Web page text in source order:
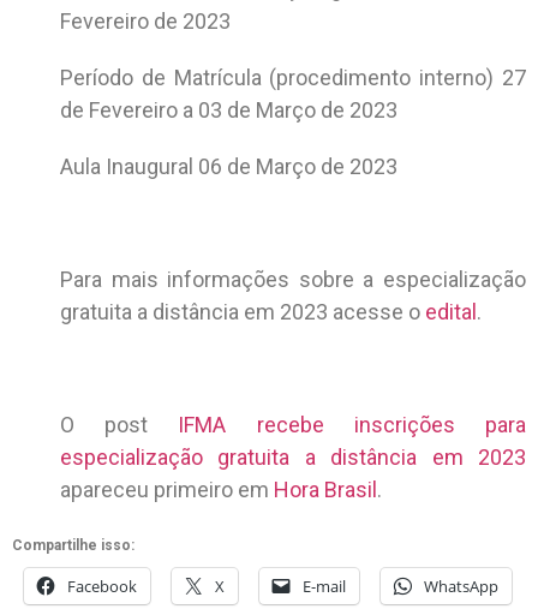
Fevereiro de 2023
Período de Matrícula (procedimento interno) 27
de Fevereiro a 03 de Março de 2023
Aula Inaugural 06 de Março de 2023
Para mais informações sobre a especialização
gratuita a distância em 2023 acesse o edital .
O post IFMA recebe inscrições para
especialização gratuita a distância em 2023
apareceu primeiro em Hora Brasil .
Compartilhe isso:
Facebook X E-mail WhatsApp